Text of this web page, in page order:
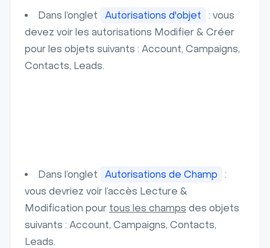
Dans l’onglet
Autorisations d'objet
: vous
devez voir les autorisations Modifier & Créer
pour les objets suivants : Account, Campaigns,
Contacts, Leads.
Dans l’onglet Autorisations de Champ
:
vous devriez voir l’accès Lecture &
Modification pour tous les champs des objets
suivants : Account, Campaigns, Contacts,
Leads.